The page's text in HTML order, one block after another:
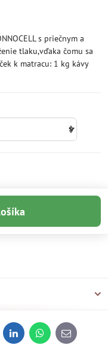
s priečnym a
tlaku,vďaka čomu sa
k matracu: 1 kg kávy
LinkedInWhatsApp
E-
mail